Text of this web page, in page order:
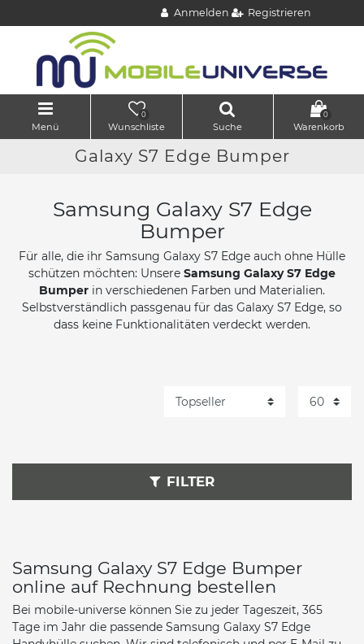
Anmelden Registrieren
Menü
0
Wunschliste Suche
0
Warenkorb
Galaxy S7 Edge Bumper
Samsung Galaxy S7 Edge
Bumper
Für alle, die ihr Samsung Galaxy S7 Edge auch ohne Hülle
schützen möchten: Unsere Samsung Galaxy S7 Edge
Bumper in verschiedenen Farben und Materialien.
Selbstverständlich passgenau für das Galaxy S7 Edge, so
dass keine Funktionalitäten verdeckt werden.
FILTER
Samsung Galaxy S7 Edge Bumper
online auf Rechnung bestellen
Bei mobile-universe können Sie zu jeder Tageszeit, 365
Tage im Jahr die passende Samsung Galaxy S7 Edge